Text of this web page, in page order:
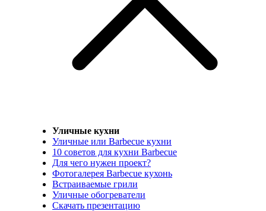
Уличные кухни
Уличные или Barbecue кухни
10 советов для кухни Barbecue
Для чего нужен проект?
Фотогалерея Barbecue кухонь
Встраиваемые грили
Уличные обогреватели
Скачать презентацию